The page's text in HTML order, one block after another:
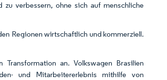
verbessern, ohne sich auf menschliche
Regionen wirtschaftlich und kommerziell.
an. Volkswagen Brasilien
und Mitarbeitererlebnis mithilfe von